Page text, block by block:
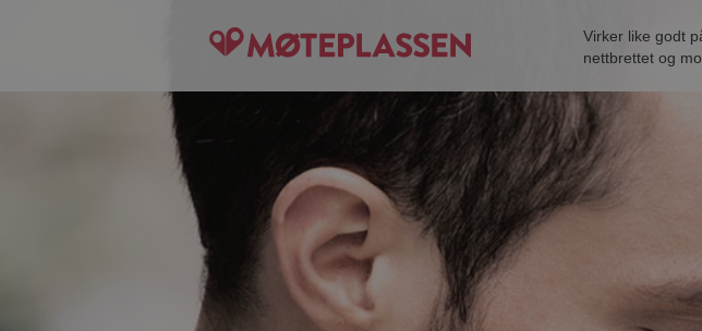
Virker like godt
nettbrettet og